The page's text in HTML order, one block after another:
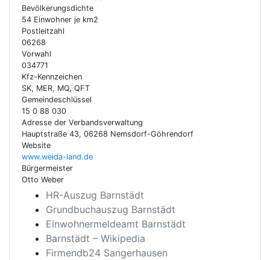
Bevölkerungsdichte
54 Einwohner je km2
Postleitzahl
06268
Vorwahl
034771
Kfz-Kennzeichen
SK, MER, MQ, QFT
Gemeindeschlüssel
15 0 88 030
Adresse der Verbandsverwaltung
Hauptstraße 43, 06268 Nemsdorf-Göhrendorf
Website
www.weida-land.de
Bürgermeister
Otto Weber
HR-Auszug Barnstädt
Grundbuchauszug Barnstädt
Einwohnermeldeamt Barnstädt
Barnstädt – Wikipedia
Firmendb24 Sangerhausen